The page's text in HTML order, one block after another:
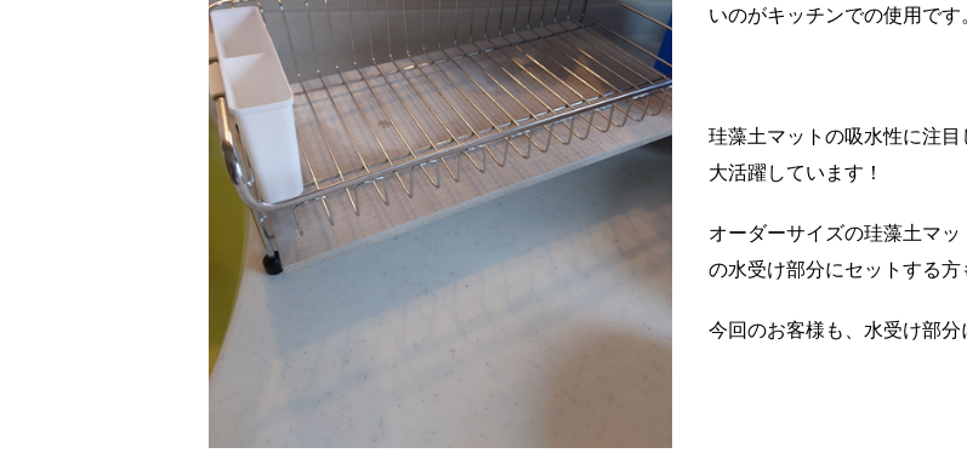
いのがキッチンでの使用です。
珪藻土マットの吸水性に注
大活躍しています！
オーダーサイズの珪藻土マ
の水受け部分にセットする
今回のお客様も、水受け部分